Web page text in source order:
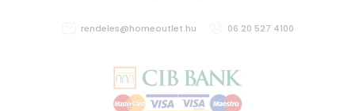
rendeles@homeoutlet.hu 06 20 527 4100